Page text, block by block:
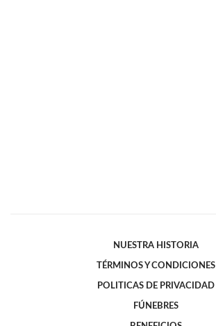
NUESTRA HISTORIA
TÉRMINOS Y CONDICIONES
POLITICAS DE PRIVACIDAD
FÚNEBRES